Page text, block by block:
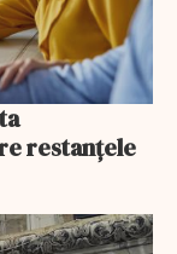
restanțele